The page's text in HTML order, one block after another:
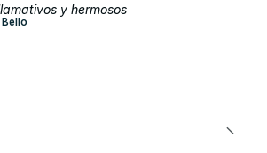
y hermosos
Bello